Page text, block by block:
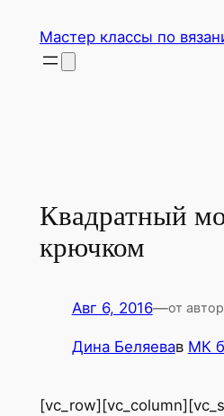
содержимому
Мастер классы по
Квадратный
крючком
Авг 6, 2016—от
Дина Беляевав МК